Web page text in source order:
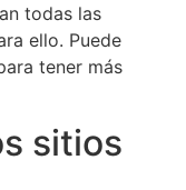
todas las
ello. Puede
tener más
sitios